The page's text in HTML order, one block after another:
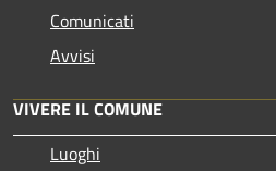
Comunicati
Avvisi
VIVERE IL COMUNE
Luoghi